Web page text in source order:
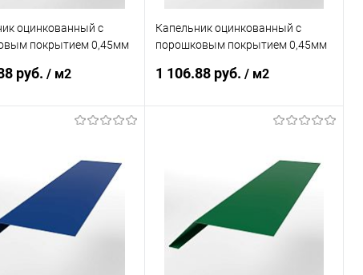
оцинкованный с
покрытием 0,45мм
руб. / м2
в 1 клик Сравнение
Под заказ
Капельник оцинкованный с
порошковым покрытием 0,45мм
1 106.88 руб./ м2
Купить в 1 клик Сравнение
В избранное Под заказ